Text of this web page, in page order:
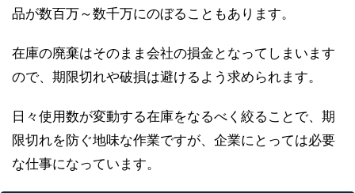
品が数百万～数千万にのぼることもあります。
在庫の廃棄はそのまま会社の損金となってしまいます
ので、期限切れや破損は避けるよう求められます。
日々使用数が変動する在庫をなるべく絞ることで、期
限切れを防ぐ地味な作業ですが、企業にとっては必要
な仕事になっています。